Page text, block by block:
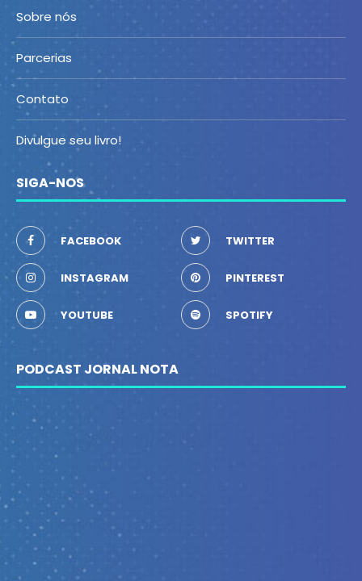
Sobre nós
Parcerias
Contato
Divulgue seu livro!
SIGA-NOS
FACEBOOK TWITTER
INSTAGRAM PINTEREST
YOUTUBE SPOTIFY
PODCAST JORNAL NOTA